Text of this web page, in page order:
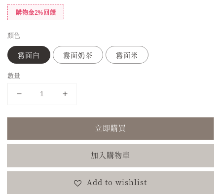
購物金2%回饋
顏色
霧面白 霧面奶茶 霧面米
數量
立即購買
加入購物車
Add to wishlist